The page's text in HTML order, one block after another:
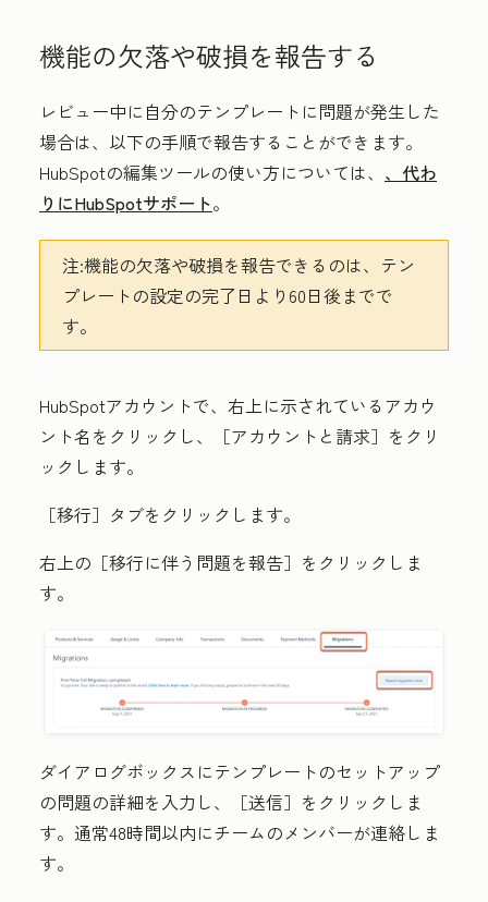
機能の欠落や破損を報告する
レビュー中に自分のテンプレートに問題が発生した
場合は、以下の手順で報告することができます。
HubSpotの編集ツールの使い方については、 、代わ
りにHubSpotサポート。
注:機能の欠落や破損を報告できるのは、テン
プレートの設定の完了日より60日後までで
す。
HubSpotアカウントで、右上に示されているアカウ
ント名 をクリックし、［アカウントと請求］ をクリ
ックします。
［移行］ タブをクリックします。
右上の［移行に伴う問題を報告］ をクリックしま
す。
ダイアログボックスにテンプレートのセットアップ
の問題の詳細を入力し、［送信］ をクリックしま
す。通常48時間以内にチームのメンバーが連絡しま
す。